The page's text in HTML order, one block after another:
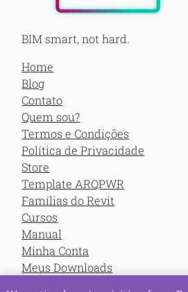
BIM smart, not hard.
Home
Blog
Contato
Quem sou?
Termos e Condições
Política de Privacidade
Store
Template ARQPWR
Famílias do Revit
Cursos
Manual
Minha Conta
Meus Downloads